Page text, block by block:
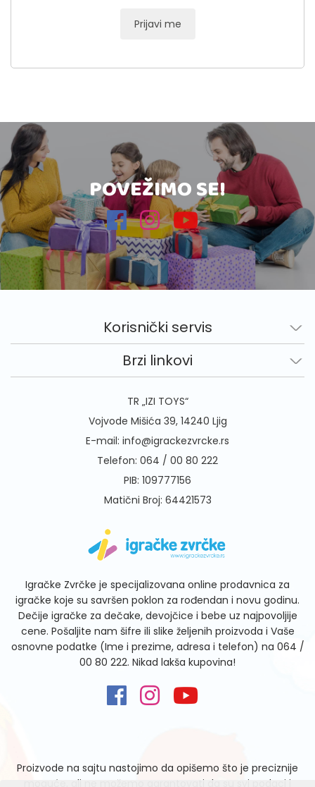
Prijavi me
POVEŽIMO SE!
Korisnički servis
Brzi linkovi
TR „IZI TOYS“
Vojvode Mišića 39, 14240 Ljig
E-mail: info@igrackezvrcke.rs
Telefon: 064 / 00 80 222
PIB: 109777156
Matični Broj: 64421573
Igračke Zvrčke je specijalizovana online prodavnica za
igračke koje su savršen poklon za rođendan i novu godinu.
Dečije igračke za dečake, devojčice i bebe uz najpovoljije
cene. Pošaljite nam šifre ili slike željenih proizvoda i Vaše
osnovne podatke (Ime i prezime, adresa i telefon) na 064 /
00 80 222. Nikad lakša kupovina!
Proizvode na sajtu nastojimo da opišemo što je preciznije
moguće, ali ne možemo garantovati da su svi podaci i